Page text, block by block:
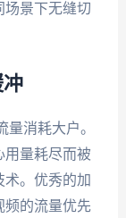
场景下无缝切
消耗大户。
用量耗尽而被
。优秀的加
频的流量优先